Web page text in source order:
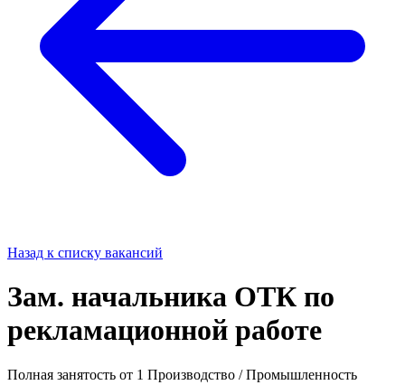
Назад к списку вакансий
Зам. начальника ОТК по
рекламационной работе
Полная занятость от 1 Производство / Промышленность